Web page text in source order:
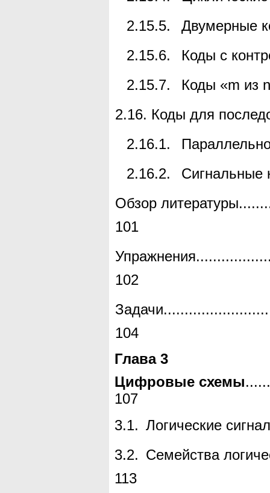
2.15.5.
Двумерные
2.15.6.
Коды с
2.15.7.
Коды «m из n
2.16. Коды для
2.16.1.
2.16.2.
Сигнальные
Обзор литературы
101
Упражнения
102
Задачи
104
Глава 3
Цифровые схемы
107
3.1. Логические
3.2. Семейства
113